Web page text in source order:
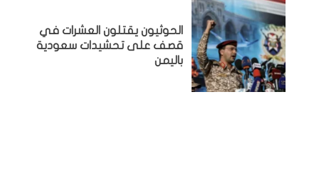
الحوثيون يقتلون العشرات في
قصف على تحشيدات سعودية
باليمن